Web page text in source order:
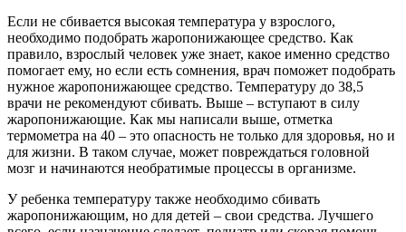
Если не сбивается высокая температура у взрослого,
необходимо подобрать жаропонижающее средство. Как
правило, взрослый человек уже знает, какое именно средство
помогает ему, но если есть сомнения, врач поможет подобрать
нужное жаропонижающее средство. Температуру до 38,5
врачи не рекомендуют сбивать. Выше – вступают в силу
жаропонижающие. Как мы написали выше, отметка
термометра на 40 – это опасность не только для здоровья, но и
для жизни. В таком случае, может повреждаться головной
мозг и начинаются необратимые процессы в организме.
У ребенка температуру также необходимо сбивать
жаропонижающим, но для детей – свои средства. Лучшего